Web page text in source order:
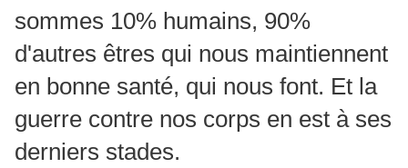
sommes 10% humains, 90%
d'autres êtres qui nous maintiennent
en bonne santé, qui nous font. Et la
guerre contre nos corps en est à ses
derniers stades.